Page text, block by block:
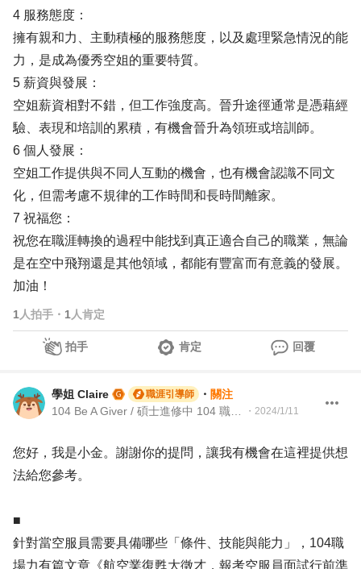
4 服務態度：
擁有親和力、主動積極的服務態度，以及處理緊急情況的能
力，是成為優秀空姐的重要特質。
5 薪資與發展：
空姐薪資相對不錯，但工作強度高。晉升途徑通常是憑藉經
驗、表現和培訓的累積，有機會晉升為領班或培訓師。
6 個人發展：
空姐工作提供與不同人互動的機會，也有機會認識不同文
化，但需考慮不規律的工作時間和長時間離家。
7 祝福您：
祝您在職涯轉換的過程中能找到真正適合自己的職業，無論
是在空中飛翔還是其他領域，都能有豐富而有意義的發展。
加油！
1 人拍手 ・ 1 人肯定
拍手 肯定 回覆
學姐 Claire 職涯引導師 ・ 關注
・ 2024/1/11
您好，我是小金。謝謝你的提問，讓我有機會在這裡提供想
法給您參考。
■
針對當空服員需要具備哪些「條件、技能與能力」，104職
場力有篇文章《航空業復甦大徵才，報考空服員面試行前準